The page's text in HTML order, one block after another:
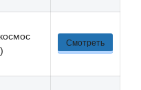
Смотреть